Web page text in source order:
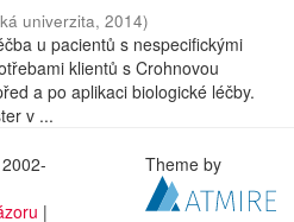
univerzita, 2014)
u pacientů s nespecifickými
klientů s Crohnovou
a po aplikaci biologické léčby.
v ...
|
Theme by